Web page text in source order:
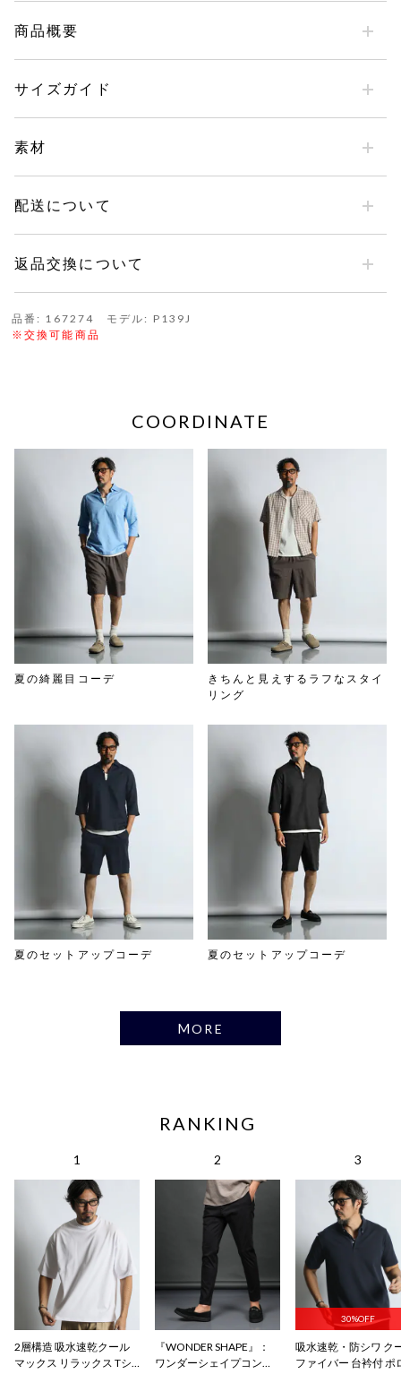
商品概要
サイズガイド
素材
配送について
返品交換について
品番: 167274 モデル: P139J
※交換可能商品
COORDINATE
夏の綺麗目コーデ
きちんと見えするラフなスタイ
リング
夏のセットアップコーデ 夏のセットアップコーデ
MORE
RANKING
2層構造 吸水速乾クール
マックス リラックス Tシ
『WONDER SHAPE』：
ワンダーシェイプコンフ
30%OFF
吸水速乾・防シワ ク
ファイバー 台衿付 ポ